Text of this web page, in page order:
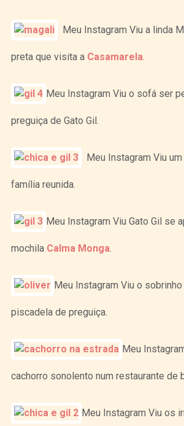
Meu Instagram Viu a linda
preta que visita a Casamarela.
Meu Instagram Viu o sofá ser
preguiça de Gato Gil.
Meu Instagram Viu
família reunida.
Meu Instagram Viu Gato Gil se
mochila Calma Monga.
Meu Instagram Viu o
piscadela de preguiça.
Meu
cachorro sonolento num restaurante de
Meu Instagram Viu os